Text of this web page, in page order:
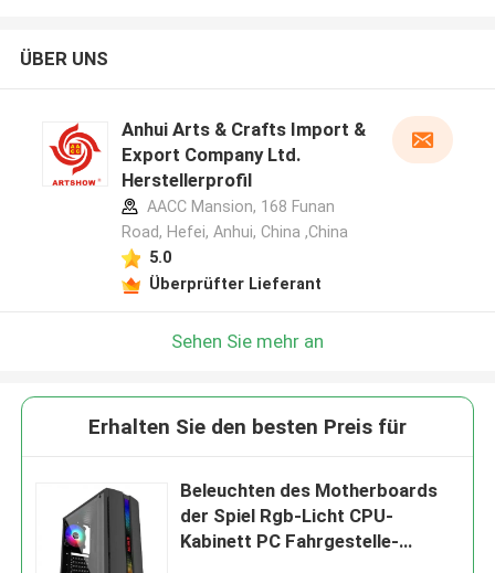
ÜBER UNS
Anhui Arts & Crafts Import &
Export Company Ltd.
Herstellerprofil
AACC Mansion, 168 Funan
Road, Hefei, Anhui, China ,China
5.0
Überprüfter Lieferant
Sehen Sie mehr an
Erhalten Sie den besten Preis für
Beleuchten des Motherboards
der Spiel Rgb-Licht CPU-
Kabinett PC Fahrgestelle-